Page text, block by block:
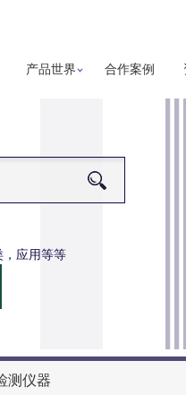
产品世界 合作案例
，应用等等
测仪器